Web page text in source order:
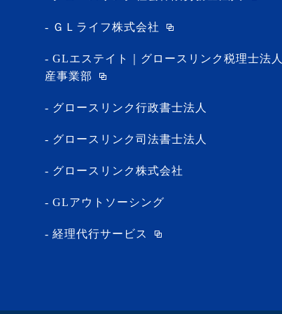
ＧＬライフ株式会社
GLエステイト｜グロースリンク税理士法
産事業部
グロースリンク行政書士法人
グロースリンク司法書士法人
グロースリンク株式会社
GLアウトソーシング
経理代行サービス